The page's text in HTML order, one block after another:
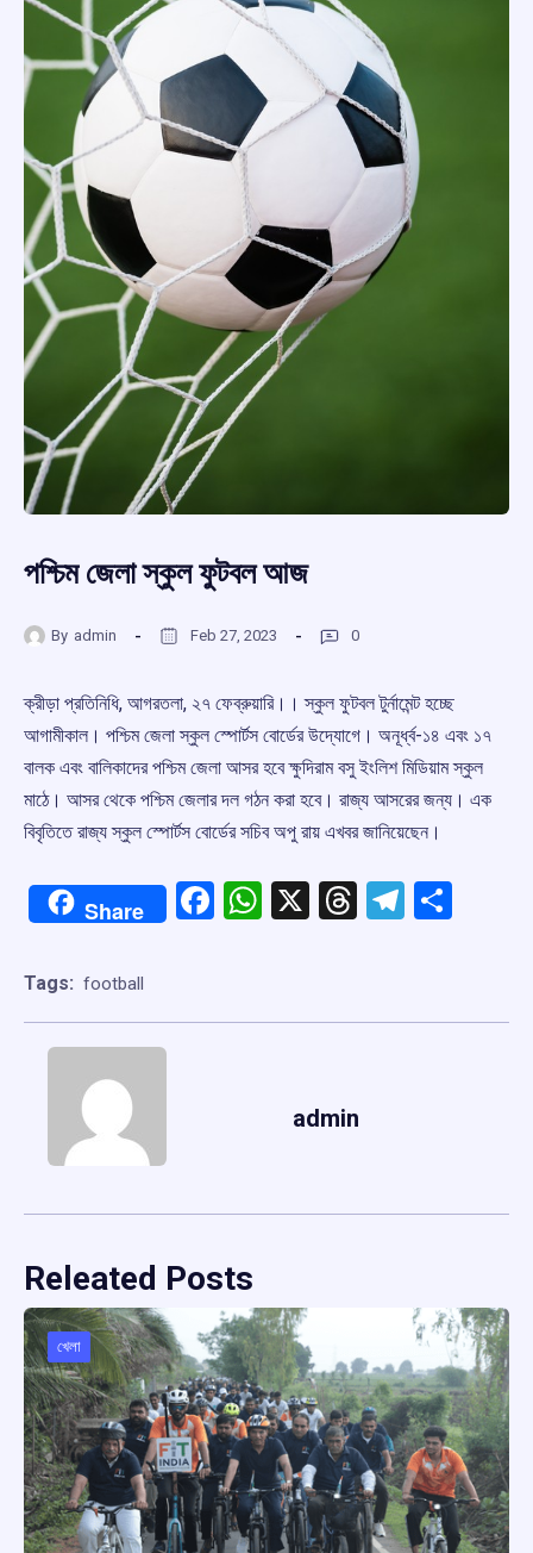
পশ্চিম জেলা স্কুল ফুটবল আজ
By admin Feb 27, 2023 0
ক্রীড়া প্রতিনিধি, আগরতলা, ২৭ ফেব্রুয়ারি।। স্কুল ফুটবল টুর্নামেন্ট হচ্ছে
আগামীকাল। পশ্চিম জেলা স্কুল স্পোর্টস বোর্ডের উদ্যোগে। অনূর্ধ্ব-‌১৪ এবং ১৭
বালক এবং বালিকাদের পশ্চিম জেলা আসর হবে ক্ষুদিরাম বসু ইংলিশ মিডিয়াম স্কুল
মাঠে। আসর থেকে পশ্চিম জেলার দল গঠন করা হবে। রাজ্য আসরের জন্য। এক
বিবৃতিতে রাজ্য স্কুল স্পোর্টস বোর্ডের সচিব অপু রায় এখবর জানিয়েছেন।
Share Facebook
WhatsApp
X Threads
Tags: football
admin
Releated Posts
খেলা